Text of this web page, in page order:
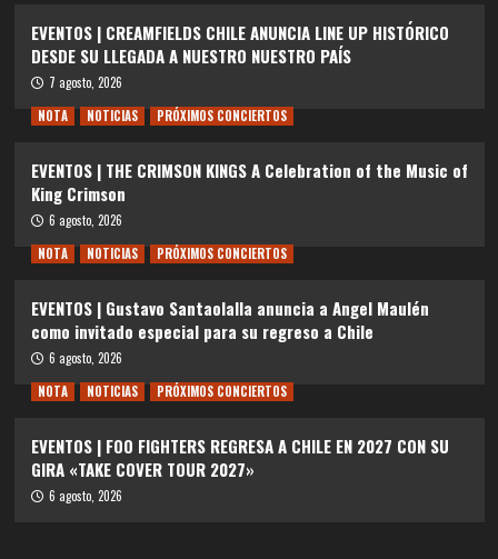
EVENTOS | CREAMFIELDS CHILE ANUNCIA LINE UP HISTÓRICO
DESDE SU LLEGADA A NUESTRO NUESTRO PAÍS
7 agosto, 2026
NOTA
NOTICIAS PRÓXIMOS CONCIERTOS
EVENTOS | THE CRIMSON KINGS A Celebration of the Music of
King Crimson
6 agosto, 2026
NOTA
NOTICIAS PRÓXIMOS CONCIERTOS
EVENTOS | Gustavo Santaolalla anuncia a Angel Maulén
como invitado especial para su regreso a Chile
6 agosto, 2026
NOTA
NOTICIAS PRÓXIMOS CONCIERTOS
EVENTOS | FOO FIGHTERS REGRESA A CHILE EN 2027 CON SU
GIRA «TAKE COVER TOUR 2027»
6 agosto, 2026